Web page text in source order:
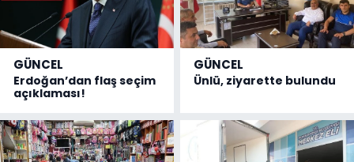
GÜNCEL
Erdoğan’dan flaş seçim
açıklaması!
GÜNCEL
Ünlü, ziyarette bulundu